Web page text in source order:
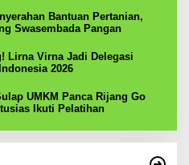
Bantuan Pertanian,
Swasembada Pangan
Lirna Virna Jadi Delegasi
2026
UMKM Panca Rijang Go
Ikuti Pelatihan